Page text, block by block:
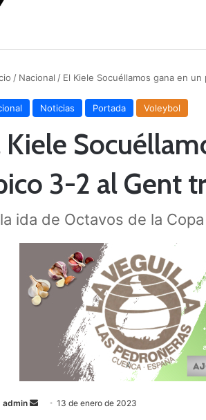
/ Nacional / El Kiele Socuéllamos gana en
Noticias Portada Voleybol
Kiele
3-2 al Gent
ida de Octavos de la Copa
admin 13 de enero de 2023